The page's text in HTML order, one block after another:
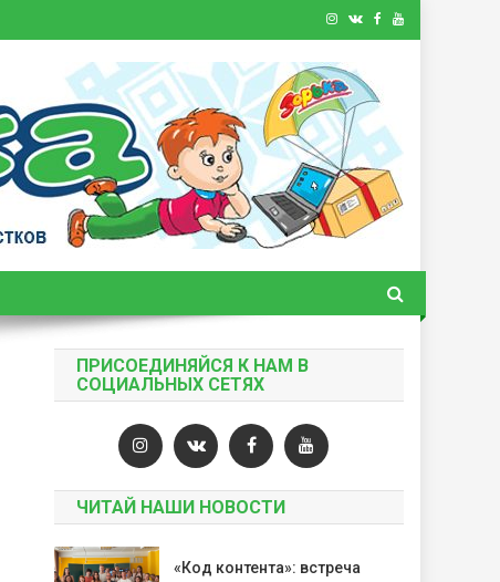
ПРИСОЕДИНЯЙСЯ К НАМ В
СОЦИАЛЬНЫХ СЕТЯХ
ЧИТАЙ НАШИ НОВОСТИ
«Код контента»: встреча